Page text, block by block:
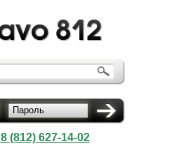
Пароль
8 (812) 627-14-02